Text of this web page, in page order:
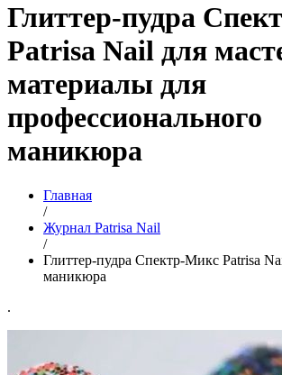
Глиттер-пудра
Patrisa Nail для
материалы для
профессионального
маникюра
Главная
/
Журнал Patrisa Nail
/
Глиттер-пудра Спектр-Микс Patrisa
маникюра
.